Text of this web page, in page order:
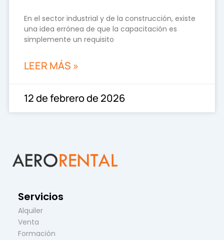
En el sector industrial y de la construcción, existe
una idea errónea de que la capacitación es
simplemente un requisito
LEER MÁS »
12 de febrero de 2026
Servicios
Alquiler
Venta
Formación